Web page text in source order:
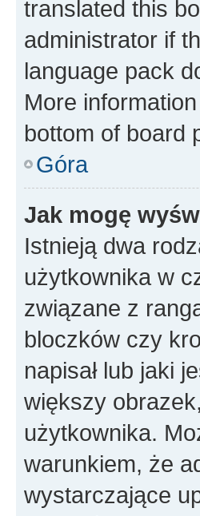
translated this
administrator if
language pack
More
bottom of board
Góra
Jak mogę
Istnieją dwa
użytkownika w
związane z
bloczków czy
napisał lub jaki
większy
użytkownika.
warunkiem, że
wystarczające